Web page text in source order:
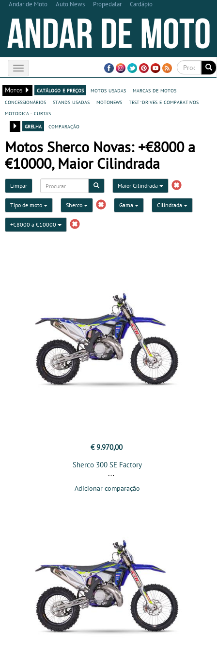
Andar de Moto Auto News Propedalar Cardápio
Toggle
navigation
Motos
catálogo e preços motos usadas
marcas de motos
concessionários
stands usadas motonews
test-drives e comparativos
motodica - curtas
grelha
comparação
Motos Sherco Novas: +€8000 a
€10000, Maior Cilindrada
Limpar Maior Cilindrada
Tipo de moto Sherco Gama Cilindrada
+€8000 a €10000
€ 9.970,00
Sherco 300 SE Factory
Adicionar comparação